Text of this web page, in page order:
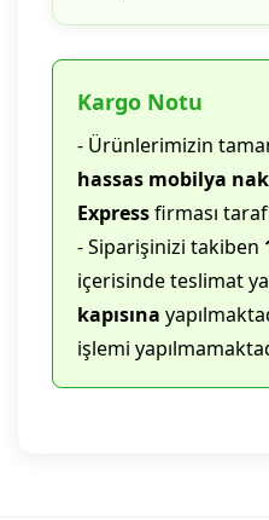
Kargo Notu
- Ürünlerimizin
hassas mobilya
Expressfirması
- Siparişinizi takiben
içerisinde teslimat
kapısına
işlemi